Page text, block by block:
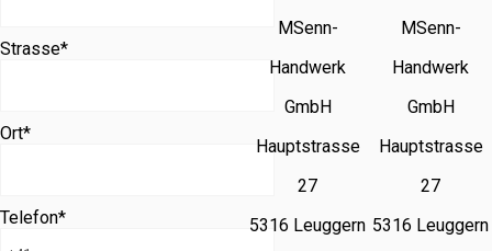
Strasse*
Ort*
Telefon*
MSenn-
Handwerk
GmbH
Hauptstrasse
27
5316 Leuggern
MSenn-
Handwerk
GmbH
Hauptstrasse
27
5316 Leuggern